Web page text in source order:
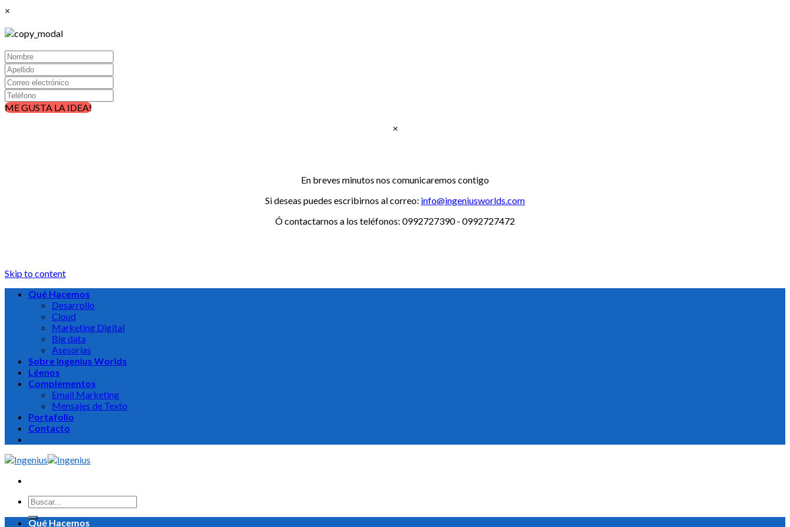
×
ME GUSTA LA IDEA!
×
En breves minutos nos comunicaremos contigo
Si deseas puedes escribirnos al correo: info@ingeniusworlds.com
Ó contactarnos a los teléfonos: 0992727390 - 0992727472
Skip to content
Qué Hacemos
Desarrollo
Cloud
Marketing Digital
Big data
Asesorías
Sobre Ingenius Worlds
Léenos
Complementos
Email Marketing
Mensajes de Texto
Portafolio
Contacto
Qué Hacemos